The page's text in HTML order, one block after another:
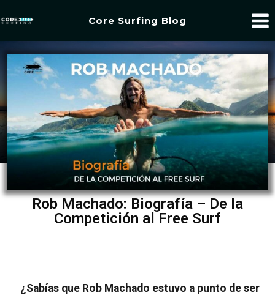
Core Surfing Blog
Rob Machado: Biografía – De la
Competición al Free Surf
¿Sabías que Rob Machado estuvo a punto de ser